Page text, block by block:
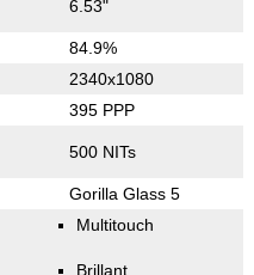
6.53"
84.9%
2340x1080
395 PPP
500 NITs
Gorilla Glass 5
Multitouch
Brillant